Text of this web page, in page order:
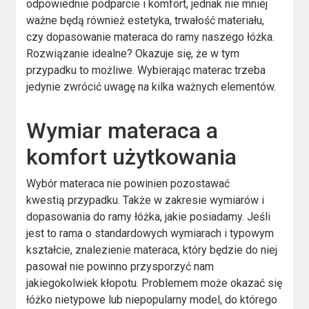
odpowiednie podparcie i komfort, jednak nie mniej
ważne będą również estetyka, trwałość materiału,
czy dopasowanie materaca do ramy naszego łóżka.
Rozwiązanie idealne? Okazuje się, że w tym
przypadku to możliwe. Wybierając materac trzeba
jedynie zwrócić uwagę na kilka ważnych elementów.
Wymiar materaca a
komfort użytkowania
Wybór materaca nie powinien pozostawać
kwestią przypadku. Także w zakresie wymiarów i
dopasowania do ramy łóżka, jakie posiadamy. Jeśli
jest to rama o standardowych wymiarach i typowym
kształcie, znalezienie materaca, który będzie do niej
pasował nie powinno przysporzyć nam
jakiegokolwiek kłopotu. Problemem może okazać się
łóżko nietypowe lub niepopularny model, do którego